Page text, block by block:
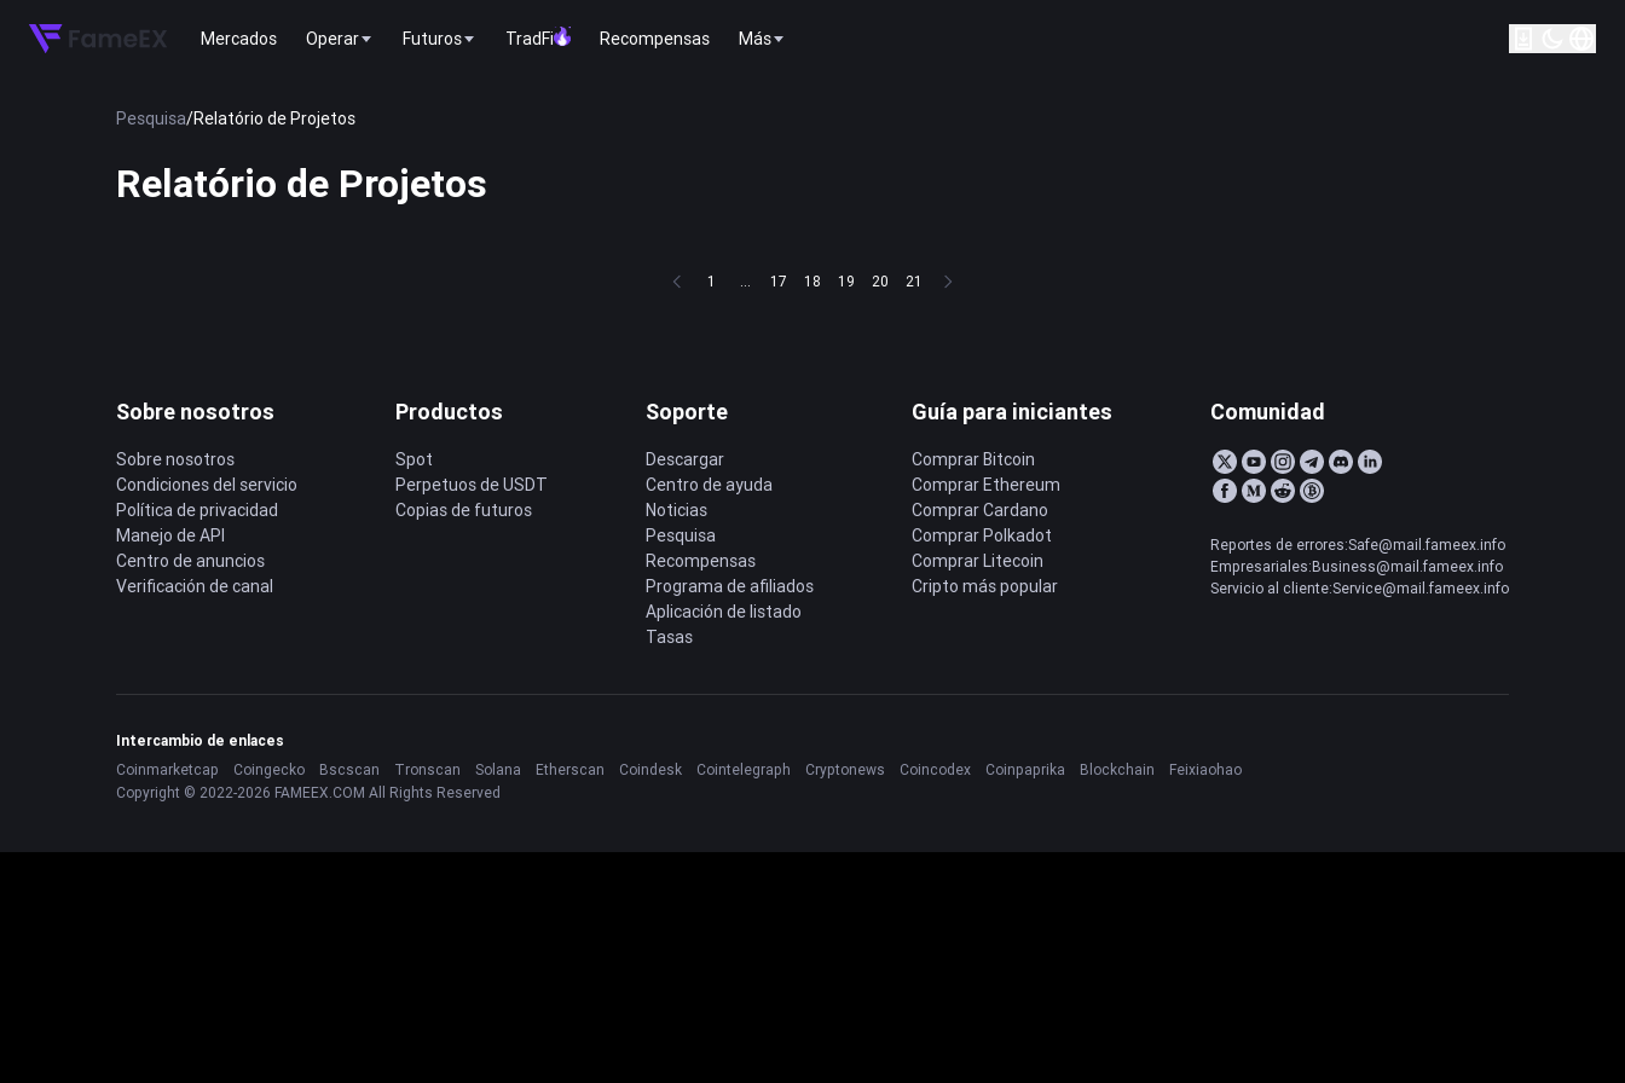
Mercados Operar Futuros TradFi Recompensas Más
Pesquisa/Relatório de Projetos
Relatório de Projetos
1 ... 17 18 19 20 21
Sobre nosotros
Sobre nosotros
Condiciones del servicio
Política de privacidad
Manejo de API
Centro de anuncios
Verificación de canal
Productos
Spot
Perpetuos de USDT
Copias de futuros
Soporte
Descargar
Centro de ayuda
Noticias
Pesquisa
Recompensas
Programa de afiliados
Aplicación de listado
Tasas
Guía para iniciantes
Comprar Bitcoin
Comprar Ethereum
Comprar Cardano
Comprar Polkadot
Comprar Litecoin
Cripto más popular
Comunidad
Reportes de errores:Safe@mail.fameex.info
Empresariales:Business@mail.fameex.info
Servicio al cliente:Service@mail.fameex.info
Intercambio de enlaces
Coinmarketcap
Coingecko Bscscan Tronscan Solana Etherscan Coindesk Cointelegraph Cryptonews Coincodex Coinpaprika Blockchain
Feixiaohao
Copyright © 2022-2026 FAMEEX.COM All Rights Reserved